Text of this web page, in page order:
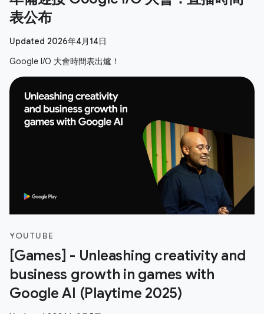
表公布
Updated 2026年4月14日
Google I/O 大會時間表出爐！
YOUTUBE
[Games] - Unleashing creativity and
business growth in games with
Google AI (Playtime 2025)